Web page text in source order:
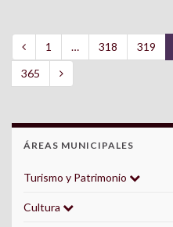
1 … 318 319
365
ÁREAS MUNICIPALES
Turismo y Patrimonio
Cultura